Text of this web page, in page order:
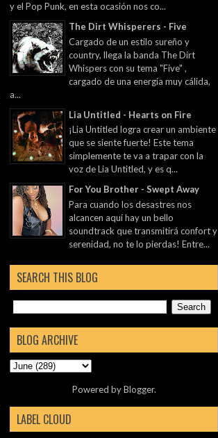
y el Pop Punk, en esta ocasión nos co...
The Dirt Whisperers - Five
Cargado de un estilo sureño y
country, llega la banda The Dirt
Whispers con su tema "Five" ,
cargado de una energía muy cálida,
a...
Lia Untitled - Hearts on Fire
¡Lia Untitled logra crear un ambiente
que se siente fuerte! Este tema
simplemente te va a trapar con la
voz de Lia Untitled, y es q...
For You Brother - Swept Away
Para cuando los desastres nos
alcancen aquí hay un bello
soundtrack que transmitirá confort y
serenidad, no te lo pierdas! Entre...
SEARCH THIS BLOG
BLOG ARCHIVE
Powered byBlogger.
LABEL CLOUD